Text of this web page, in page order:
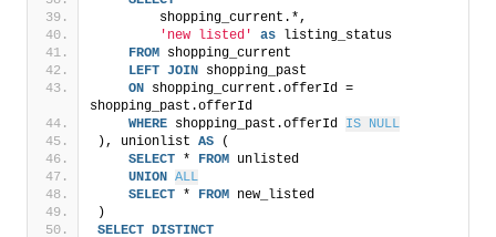
        shopping_current.*,
'new listed'
as listing_status
FROM shopping_current
LEFT JOIN shopping_past
ON shopping_current.offerId =
shopping_past.offerId
WHERE shopping_past.offerId IS NULL
), unionlist AS (
SELECT * FROM unlisted
UNION ALL
SELECT * FROM new_listed
)
SELECT DISTINCT